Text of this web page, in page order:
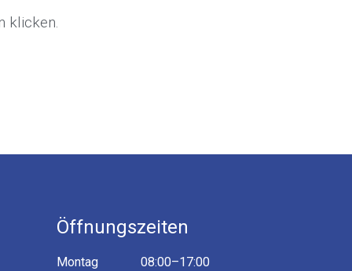
klicken.
Öffnungszeiten
Montag
08:00–17:00